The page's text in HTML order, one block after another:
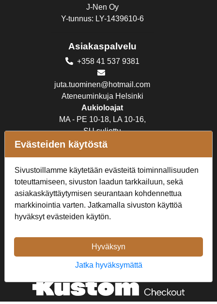
J-Nen Oy
Y-tunnus: LY-1439610-6
Asiakaspalvelu
+358 41 537 9381
juta.tuominen@hotmail.com
Ateneuminkuja Helsinki
Aukioloajat
MA - PE 10-18, LA 10-16,
SU suljettu
Verkkokauppa
Tilaus- ja toimitusehdot
Rekisteriseloste
Seuraa Meitä
Evästeiden käytöstä
Sivustoillamme käytetään evästeitä toiminnallisuuden
toteuttamiseen, sivuston laadun tarkkailuun, sekä
asiakaskäyttäytymisen seurantaan kohdennettua
markkinointia varten. Jatkamalla sivuston käyttöä
hyväksyt evästeiden käytön.
Hyväksyn
Jatka hyväksymättä